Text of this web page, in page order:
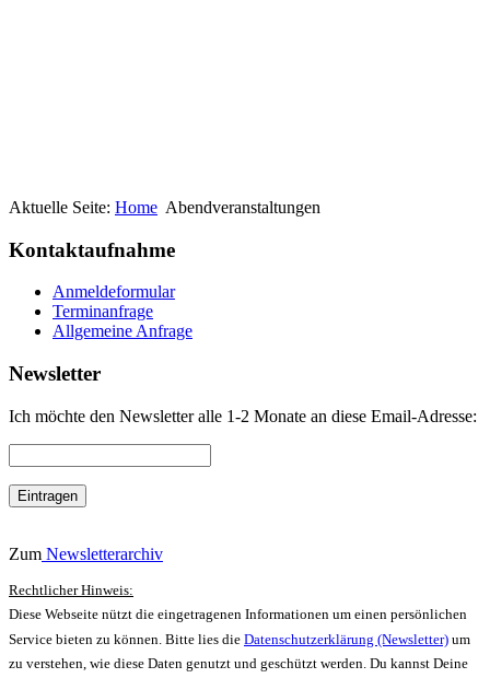
Aktuelle Seite: Home Abendveranstaltungen
Kontaktaufnahme
Anmeldeformular
Terminanfrage
Allgemeine Anfrage
Newsletter
Ich möchte den Newsletter alle 1-2 Monate an diese Email-Adresse:
Zum Newsletterarchiv
Rechtlicher Hinweis:
Diese Webseite nützt die eingetragenen Informationen um einen persönlichen
Service bieten zu können. Bitte lies die Datenschutzerklärung (Newsletter) um
zu verstehen, wie diese Daten genutzt und geschützt werden. Du kannst Deine